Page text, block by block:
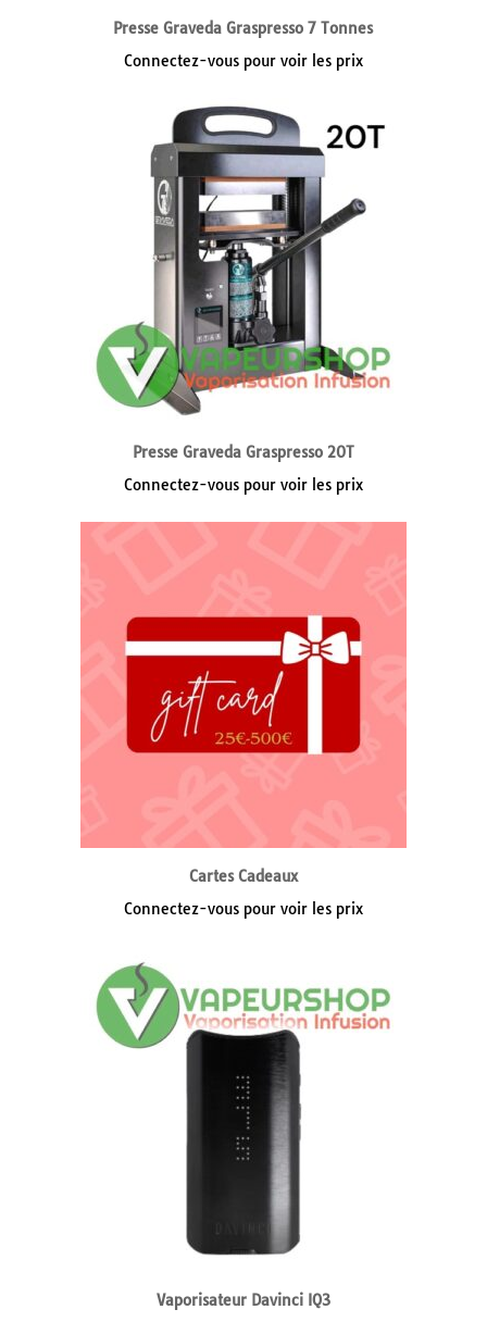
Presse Graveda Graspresso 7 Tonnes
Connectez-vous pour voir les prix
Presse Graveda Graspresso 20T
Connectez-vous pour voir les prix
Cartes Cadeaux
Connectez-vous pour voir les prix
Vaporisateur Davinci IQ3